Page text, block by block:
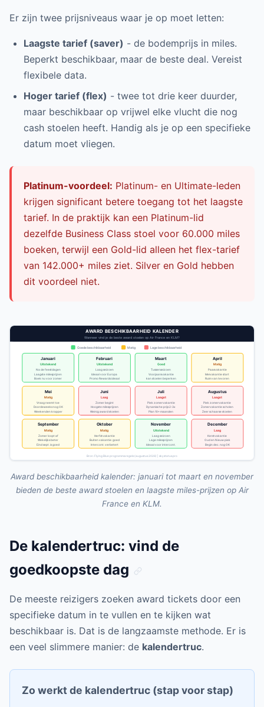
Er zijn twee prijsniveaus waar je op moet letten:
Laagste tarief (saver) - de bodemprijs in miles.
Beperkt beschikbaar, maar de beste deal. Vereist
flexibele data.
Hoger tarief (flex) - twee tot drie keer duurder,
maar beschikbaar op vrijwel elke vlucht die nog
cash stoelen heeft. Handig als je op een specifieke
datum moet vliegen.
Platinum-voordeel: Platinum- en Ultimate-leden
krijgen significant betere toegang tot het laagste
tarief. In de praktijk kan een Platinum-lid
dezelfde Business Class stoel voor 60.000 miles
boeken, terwijl een Gold-lid alleen het flex-tarief
van 142.000+ miles ziet. Silver en Gold hebben
dit voordeel niet.
Award beschikbaarheid kalender: januari tot maart en november
bieden de beste award stoelen en laagste miles-prijzen op Air
France en KLM.
De kalendertruc: vind de
goedkoopste dag
De meeste reizigers zoeken award tickets door een
specifieke datum in te vullen en te kijken wat
beschikbaar is. Dat is de langzaamste methode. Er is
een veel slimmere manier: de kalendertruc.
Zo werkt de kalendertruc (stap voor stap)